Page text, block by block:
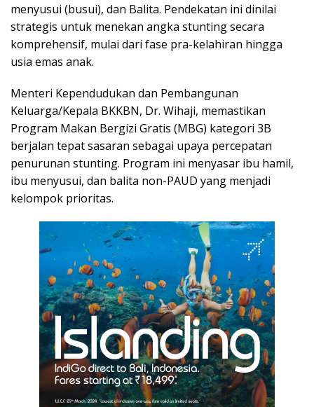
menyusui (busui), dan Balita. Pendekatan ini dinilai
strategis untuk menekan angka stunting secara
komprehensif, mulai dari fase pra-kelahiran hingga
usia emas anak.
Menteri Kependudukan dan Pembangunan
Keluarga/Kepala BKKBN, Dr. Wihaji, memastikan
Program Makan Bergizi Gratis (MBG) kategori 3B
berjalan tepat sasaran sebagai upaya percepatan
penurunan stunting. Program ini menyasar ibu hamil,
ibu menyusui, dan balita non-PAUD yang menjadi
kelompok prioritas.